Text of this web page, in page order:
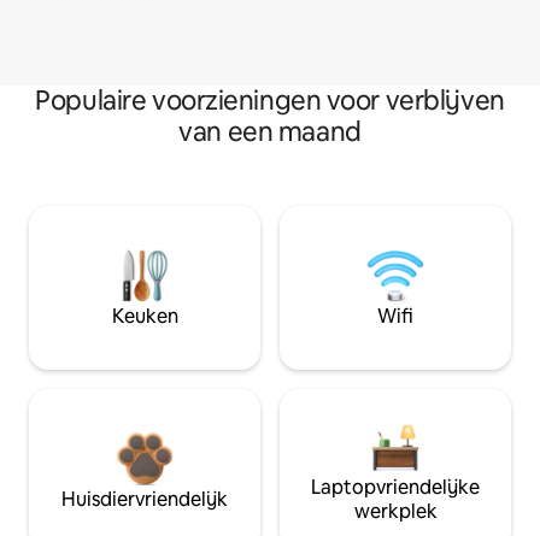
Populaire voorzieningen voor verblijven
van een maand
Keuken Wifi
Huisdiervriendelijk
Laptopvriendelijke
werkplek